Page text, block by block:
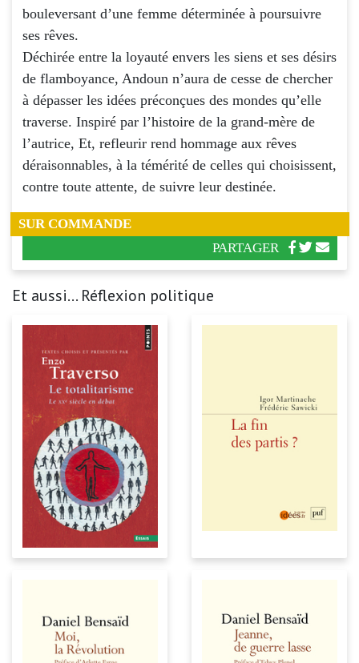
bouleversant d’une femme déterminée à poursuivre
ses rêves.
Déchirée entre la loyauté envers les siens et ses désirs
de flamboyance, Andoun n’aura de cesse de chercher
à dépasser les idées préconçues des mondes qu’elle
traverse. Inspiré par l’histoire de la grand-mère de
l’autrice, Et, refleurir rend hommage aux rêves
déraisonnables, à la témérité de celles qui choisissent,
contre toute attente, de suivre leur destinée.
SUR COMMANDE
PARTAGER
Et aussi... Réflexion politique